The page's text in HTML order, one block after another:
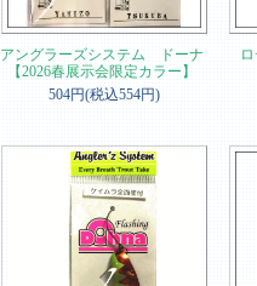
アングラーズシステム ドーナ
【2026春展示会限定カラー】
504円(税込554円)